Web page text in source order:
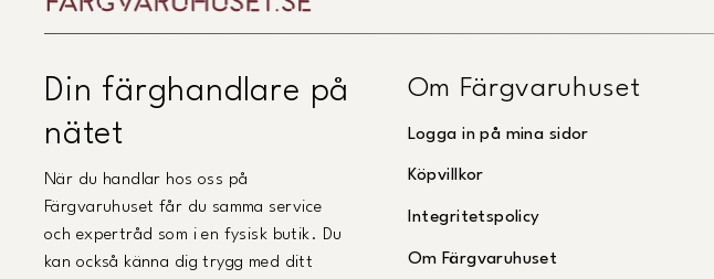
Din färghandlare på
nätet
När du handlar hos oss på
Färgvaruhuset får du samma service
och expertråd som i en fysisk butik. Du
kan också känna dig trygg med ditt
Om Färgvaruhuset
Logga in på mina sidor
Köpvillkor
Integritetspolicy
Om Färgvaruhuset